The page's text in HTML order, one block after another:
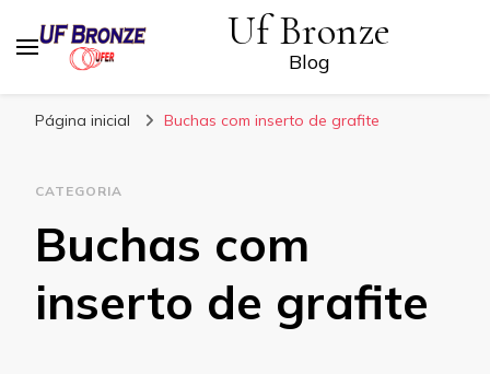
Uf Bronze
Blog
Página inicial Buchas com inserto de grafite
CATEGORIA
Buchas com
inserto de grafite